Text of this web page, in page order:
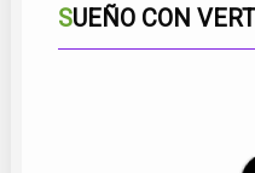
SUEÑO CON